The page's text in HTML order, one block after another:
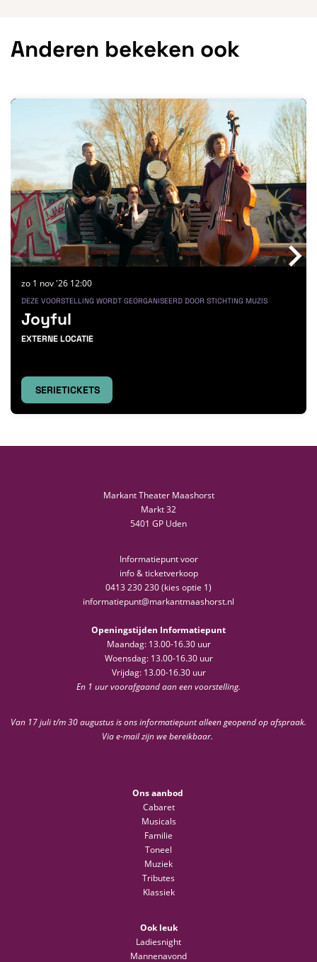
Anderen bekeken ook
Joyful
EXTERNE LOCATIE
DEZE VOORSTELLING WORDT GEORGANISEERD DOOR STICHTING MUZIS
zo 1 nov '26 12:00
SERIETICKETS
Markant Theater Maashorst
Markt 32
5401 GP Uden
Informatiepunt voor
info & ticketverkoop
0413 230 230 (kies optie 1)
informatiepunt@markantmaashorst.nl
Openingstijden Informatiepunt
Maandag: 13.00-16.30 uur
Woensdag: 13.00-16.30 uur
Vrijdag: 13.00-16.30 uur
En 1 uur voorafgaand aan een voorstelling.
Van 17 juli t/m 30 augustus is ons informatiepunt alleen geopend op afspraak.
Via e-mail zijn we bereikbaar.
Ons aanbod
Cabaret
Musicals
Familie
Toneel
Muziek
Tributes
Klassiek
Ook leuk
Ladiesnight
Mannenavond